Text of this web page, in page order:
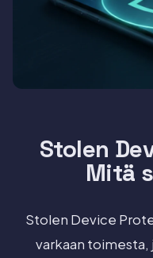
Stolen
Mitä
Stolen Device
varkaan toimesta,